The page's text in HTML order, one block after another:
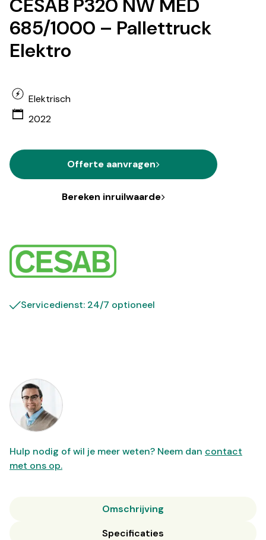
CESAB P320 NW MED
685/1000 – Pallettruck
Elektro
Elektrisch
2022
Offerte aanvragen
Bereken inruilwaarde
Servicedienst: 24/7 optioneel
Hulp nodig of wil je meer weten? Neem dan contact
met ons op.
Omschrijving
Specificaties